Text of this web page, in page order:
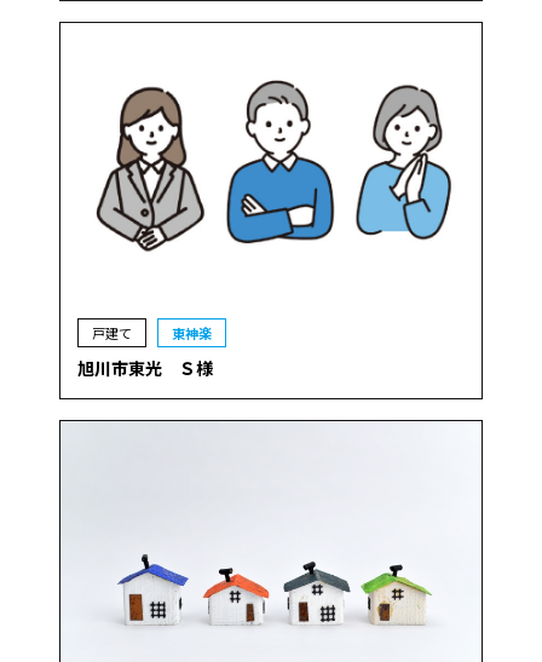
戸建て 東神楽
旭川市東光 Ｓ様